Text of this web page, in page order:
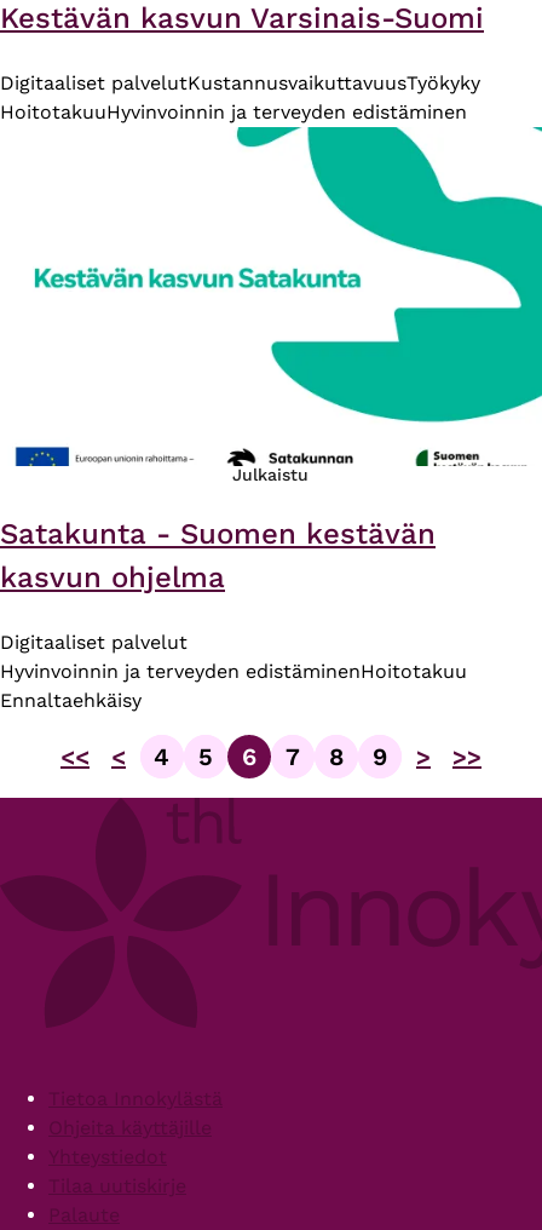
Kestävän kasvun Varsinais-Suomi
Digitaaliset palvelutKustannusvaikuttavuusTyökyky
HoitotakuuHyvinvoinnin ja terveyden edistäminen
Julkaistu
Satakunta - Suomen kestävän
kasvun ohjelma
Digitaaliset palvelut
Hyvinvoinnin ja terveyden edistäminenHoitotakuu
Ennaltaehkäisy
<< <
Sivu
4
Sivu
5
Sivu
6
Sivu
7
Sivu
8
Sivu
9 > >>
FooterTietoa Innokylästä
Ohjeita käyttäjille
Yhteystiedot
Tilaa uutiskirje
Palaute